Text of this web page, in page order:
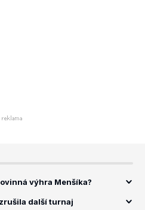
výhra Menšíka?
další turnaj